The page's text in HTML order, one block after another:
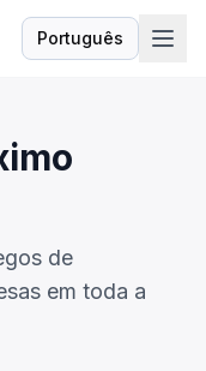
Português
Idioma
de
em toda a